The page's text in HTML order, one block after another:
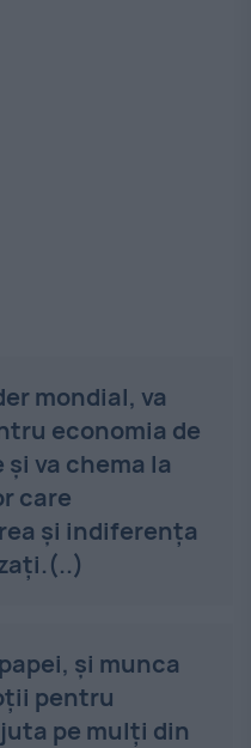
mondial, va
economia de
va chema la
care
și indiferența
și munca
pentru
pe mulți din